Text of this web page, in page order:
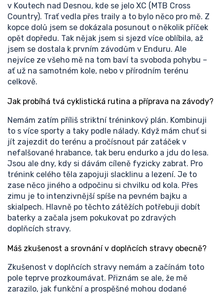
v Koutech nad Desnou, kde se jelo XC (MTB Cross
Country). Trať vedla přes traily a to bylo něco pro mě. Z
kopce dolů jsem se dokázala posunout o několik příček
opět dopředu. Tak nějak jsem si sjezd více oblíbila, až
jsem se dostala k prvním závodům v Enduru. Ale
nejvíce ze všeho mě na tom baví ta svoboda pohybu –
ať už na samotném kole, nebo v přírodním terénu
celkově.
Jak probíhá tvá cyklistická rutina a příprava na závody?
Nemám zatím příliš striktní tréninkový plán. Kombinuji
to s více sporty a taky podle nálady. Když mám chuť si
jít zajezdit do terénu a pročísnout pár zatáček v
nefalšované hrabance, tak beru endurko a jdu do lesa.
Jsou ale dny, kdy si dávám cíleně fyzicky zabrat. Pro
trénink celého těla zapojuji slacklinu a lezení. Je to
zase něco jiného a odpočinu si chvilku od kola. Přes
zimu je to intenzivnější spíše na pevném bajku a
skialpech. Hlavně po těchto zátěžích potřebuji dobít
baterky a začala jsem pokukovat po zdravých
doplňcích stravy.
Máš zkušenost a srovnání v doplňcích stravy obecně?
Zkušenost v doplňcích stravy nemám a začínám toto
pole teprve prozkoumávat. Přiznám se ale, že mě
zarazilo, jak funkční a prospěšné mohou dodané